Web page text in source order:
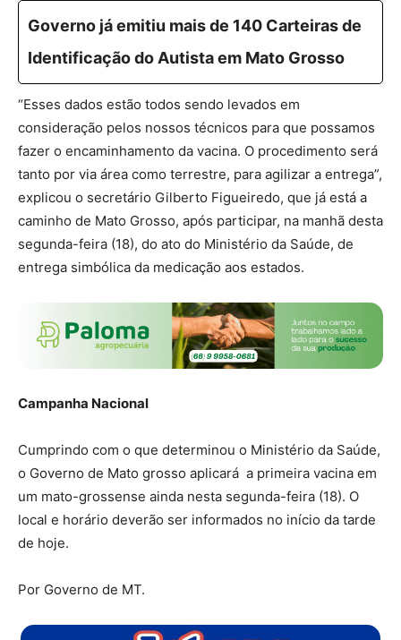
Governo já emitiu mais de 140 Carteiras de
Identificação do Autista em Mato Grosso
“Esses dados estão todos sendo levados em
consideração pelos nossos técnicos para que possamos
fazer o encaminhamento da vacina. O procedimento será
tanto por via área como terrestre, para agilizar a entrega”,
explicou o secretário Gilberto Figueiredo, que já está a
caminho de Mato Grosso, após participar, na manhã desta
segunda-feira (18), do ato do Ministério da Saúde, de
entrega simbólica da medicação aos estados.
Campanha Nacional
Cumprindo com o que determinou o Ministério da Saúde,
o Governo de Mato grosso aplicará a primeira vacina em
um mato-grossense ainda nesta segunda-feira (18). O
local e horário deverão ser informados no início da tarde
de hoje.
Por Governo de MT.